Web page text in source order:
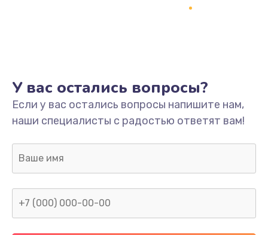
Не включается
1400 руб.
Заказать
Нет звука
800 руб.
У вас остались вопросы?
Если у вас остались вопросы напишите нам,
наши специалисты с радостью ответят вам!